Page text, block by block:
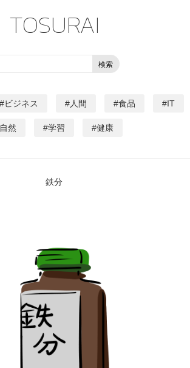
TOSURAI
ビジネス 人間 食品 IT
自然 学習 健康
鉄分